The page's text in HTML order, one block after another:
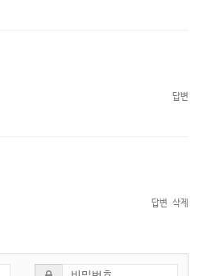
답변
답변 삭제